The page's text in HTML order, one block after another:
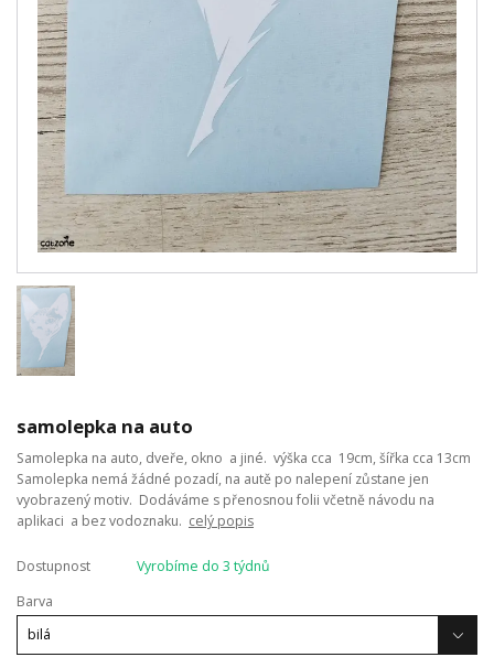
samolepka na auto
Samolepka na auto, dveře, okno a jiné. výška cca 19cm, šířka cca 13cm
Samolepka nemá žádné pozadí, na autě po nalepení zůstane jen
vyobrazený motiv. Dodáváme s přenosnou folii včetně návodu na
aplikaci a bez vodoznaku. celý popis
Dostupnost
Vyrobíme do 3 týdnů
Barva